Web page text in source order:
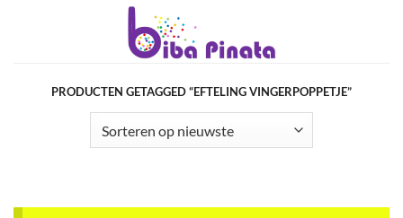
PRODUCTEN GETAGGED “EFTELING VINGERPOPPETJE”